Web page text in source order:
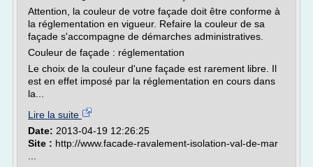
Attention, la couleur de votre façade doit être conforme à
la réglementation en vigueur. Refaire la couleur de sa
façade s'accompagne de démarches administratives.
Couleur de façade : réglementation
Le choix de la couleur d'une façade est rarement libre. Il
est en effet imposé par la réglementation en cours dans
la...
Lire la suite
Date: 2013-04-19 12:26:25
Site : http://www.facade-ravalement-isolation-val-de-mar